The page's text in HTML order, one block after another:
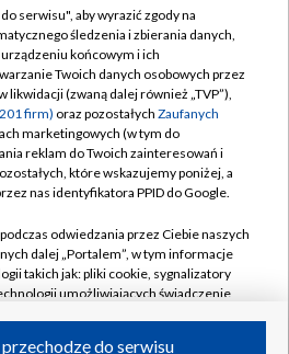
serwisu", aby wyrazić zgody na
śledzenia i zbierania danych,
końcowym i ich
Twoich danych osobowych przez
likwidacji (zwaną dalej również „TVP”),
firm) oraz pozostałych Zaufanych
marketingowych (w tym do
reklam do Twoich zainteresowań i
które wskazujemy poniżej, a
nas identyfikatora PPID do Google.
odwiedzania przez Ciebie naszych
dalej „Portalem”, w tym informacje
takich jak: pliki cookie, sygnalizatory
umożliwiających świadczenie
do serwisu